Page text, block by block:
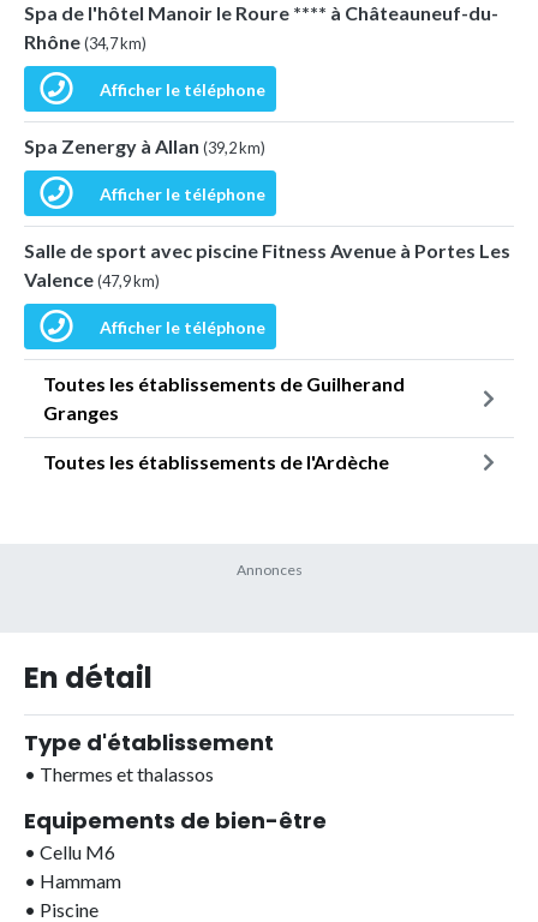
Spa de l'hôtel Manoir le Roure **** à Châteauneuf-du-
Rhône(34,7 km)
Afficher le téléphone
Spa Zenergy à Allan (39,2 km)
Afficher le téléphone
Salle de sport avec piscine Fitness Avenue à Portes Les
Valence(47,9 km)
Afficher le téléphone
Toutes les établissements de Guilherand
Granges
Toutes les établissements de l'Ardèche
En détail
Type d'établissement
• Thermes et thalassos
Equipements de bien-être
• Cellu M6
• Hammam
• Piscine